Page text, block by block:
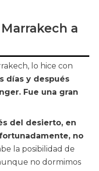
a
lo hice con
días y después
Fue una gran
del desierto, en
no
la posibilidad de
no dormimos